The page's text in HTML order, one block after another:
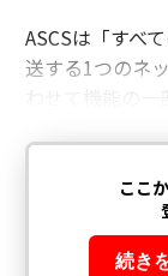
ASCSは「すべ
送する1つのネ